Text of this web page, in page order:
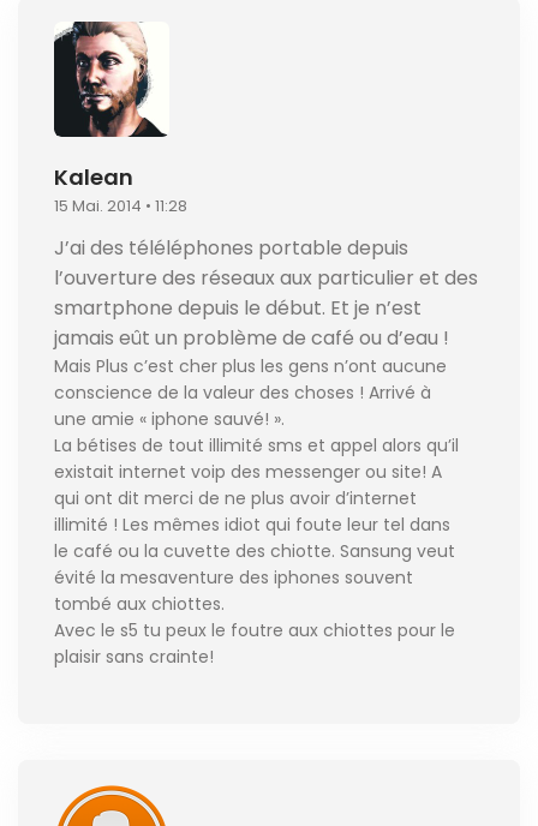
Kalean
15 Mai. 2014 • 11:28
J’ai des téléléphones portable depuis
l’ouverture des réseaux aux particulier et des
smartphone depuis le début. Et je n’est
jamais eût un problème de café ou d’eau !
Mais Plus c’est cher plus les gens n’ont aucune
conscience de la valeur des choses ! Arrivé à
une amie « iphone sauvé! ».
La bétises de tout illimité sms et appel alors qu’il
existait internet voip des messenger ou site! A
qui ont dit merci de ne plus avoir d’internet
illimité ! Les mêmes idiot qui foute leur tel dans
le café ou la cuvette des chiotte. Sansung veut
évité la mesaventure des iphones souvent
tombé aux chiottes.
Avec le s5 tu peux le foutre aux chiottes pour le
plaisir sans crainte!